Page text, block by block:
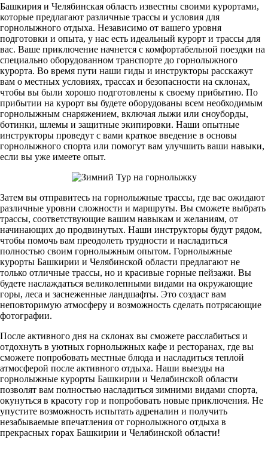
Башкирия и Челябинская область известны своими курортами,
которые предлагают различные трассы и условия для
горнолыжного отдыха. Независимо от вашего уровня
подготовки и опыта, у нас есть идеальный курорт и трассы для
вас. Ваше приключение начнется с комфортабельной поездки на
специально оборудованном транспорте до горнолыжного
курорта. Во время пути наши гиды и инструкторы расскажут
вам о местных условиях, трассах и безопасности на склонах,
чтобы вы были хорошо подготовлены к своему прибытию. По
прибытии на курорт вы будете оборудованы всем необходимым
горнолыжным снаряжением, включая лыжи или сноуборды,
ботинки, шлемы и защитные экипировки. Наши опытные
инструкторы проведут с вами краткое введение в основы
горнолыжного спорта или помогут вам улучшить ваши навыки,
если вы уже имеете опыт.
Затем вы отправитесь на горнолыжные трассы, где вас ожидают
различные уровни сложности и маршруты. Вы сможете выбрать
трассы, соответствующие вашим навыкам и желаниям, от
начинающих до продвинутых. Наши инструкторы будут рядом,
чтобы помочь вам преодолеть трудности и насладиться
полностью своим горнолыжным опытом. Горнолыжные
курорты Башкирии и Челябинской области предлагают не
только отличные трассы, но и красивые горные пейзажи. Вы
будете наслаждаться великолепными видами на окружающие
горы, леса и заснеженные ландшафты. Это создаст вам
неповторимую атмосферу и возможность сделать потрясающие
фотографии.
После активного дня на склонах вы сможете расслабиться и
отдохнуть в уютных горнолыжных кафе и ресторанах, где вы
сможете попробовать местные блюда и насладиться теплой
атмосферой после активного отдыха. Наши выезды на
горнолыжные курорты Башкирии и Челябинской области
позволят вам полностью насладиться зимними видами спорта,
окунуться в красоту гор и попробовать новые приключения. Не
упустите возможность испытать адреналин и получить
незабываемые впечатления от горнолыжного отдыха в
прекрасных горах Башкирии и Челябинской области!